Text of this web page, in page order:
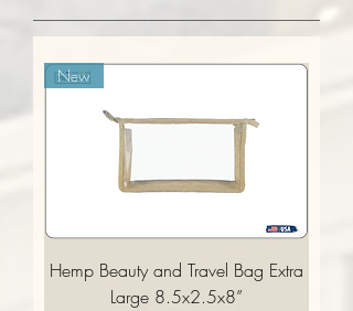
New
Hemp Beauty and Travel Bag Extra
Large 8.5x2.5x8”